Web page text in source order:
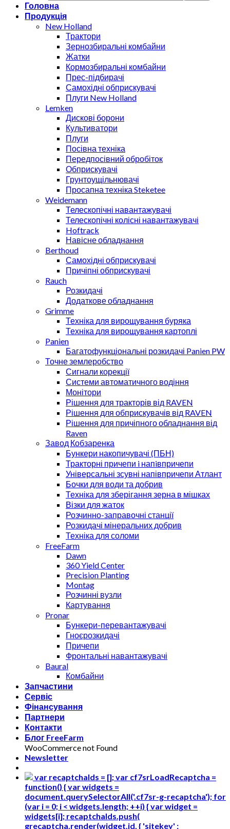
Головна
Продукція
New Holland
Трактори
Зернозбиральні комбайни
Жатки
Кормозбиральні комбайни
Прес-підбирачі
Самохідні обприскувачі
Плуги New Holland
Lemken
Дискові борони
Культиватори
Плуги
Посівна техніка
Передпосівний обробіток
Обприскувачі
Грунтоущільнювачі
Просапна техніка Steketee
Weidemann
Телескопічні навантажувачі
Телескопічні колісні навантажувачі
Hoftrack
Навісне обладнання
Berthoud
Самохідні обприскувачі
Причіпні обприскувачі
Rauch
Розкидачі
Додаткове обладнання
Grimme
Техніка для вирощування буряка
Техніка для вирощування картоплі
Panien
Багатофункціональні розкидачі Panien PW
Точне землеробство
Сигнали корекції
Системи автоматичного водіння
Монітори
Рішення для тракторів від RAVEN
Рішення для обприскувачів від RAVEN
Рішення для причіпного обладнання від
Raven
Завод Кобзаренка
Бункери накопичувачі (ПБН)
Тракторні причепи i напiвпричепи
Універсальні зсувні напівпричепи Атлант
Бочки для води та добрив
Техніка для зберігання зерна в мішках
Візки для жаток
Розчинно-заправочні станції
Розкидачі мінеральних добрив
Техніка для соломи
FreeFarm
Dawn
360 Yield Center
Precision Planting
Montag
Розчинні вузли
Картування
Pronar
Бункери-перевантажувачі
Гноєрозкидачі
Причепи
Фронтальні навантажувачі
Baural
Комбайни
Запчастини
Сервіс
Фінансування
Партнери
Контакти
Блог FreeFarm
WooCommerce not Found
Newsletter
var recaptchaIds = []; var cf7srLoadRecaptcha =
function() { var widgets =
document.querySelectorAll('.cf7sr-g-recaptcha'); for
(var i = 0; i < widgets.length; ++i) { var widget =
widgets[i]; recaptchaIds.push(
grecaptcha.render(widget.id, { 'sitekey' :